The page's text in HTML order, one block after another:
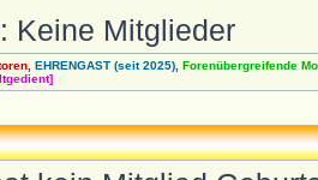
Keine Mitglieder
EHRENGAST (seit 2025) Forenübergreifende